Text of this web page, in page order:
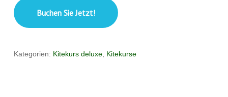
Buchen Sie Jetzt!
Kategorien: Kitekurs deluxe, Kitekurse